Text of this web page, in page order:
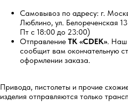
Самовывоз по адресу: г.
Люблино, ул. Белореченская
Пт с 18:00 до 23:00)
Отправление ТК «CDEK». Наш
сообщит вам окончательную
оформлении заказа.
Привода, пистолеты и прочие
изделия отправляются только
5.0
Перейти